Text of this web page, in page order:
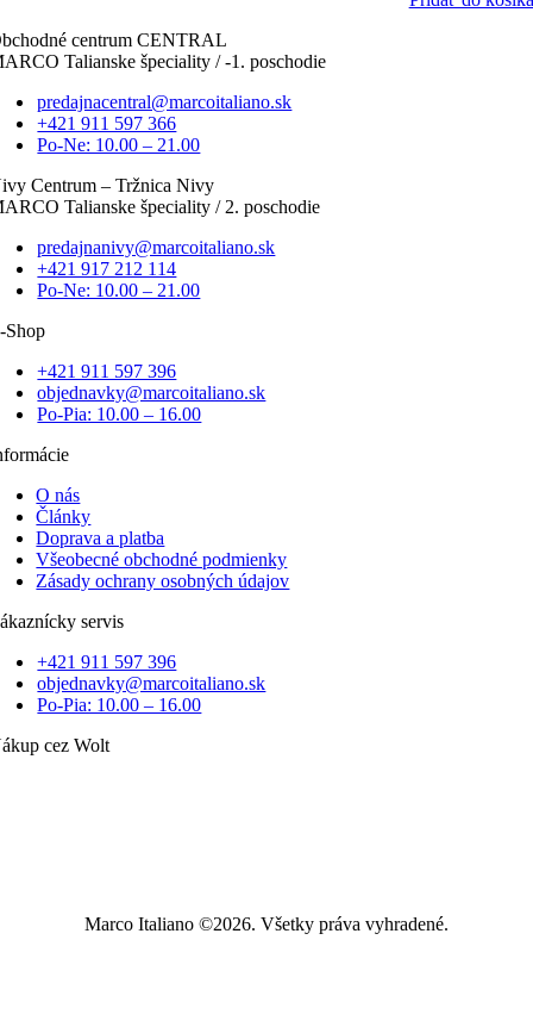
centrum CENTRAL
Talianske špeciality / -1. poschodie
predajnacentral@marcoitaliano.sk
+421 911 597 366
Po-Ne: 10.00 – 21.00
Centrum – Tržnica Nivy
Talianske špeciality / 2. poschodie
predajnanivy@marcoitaliano.sk
+421 917 212 114
Po-Ne: 10.00 – 21.00
Shop
+421 911 597 396
objednavky@marcoitaliano.sk
Po-Pia: 10.00 – 16.00
O nás
Články
Doprava a platba
Všeobecné obchodné podmienky
Zásady ochrany osobných údajov
servis
+421 911 597 396
objednavky@marcoitaliano.sk
Po-Pia: 10.00 – 16.00
cez Wolt
Marco Italiano ©2026. Všetky práva vyhradené.